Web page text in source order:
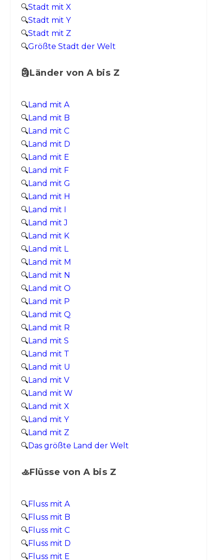
🔍Stadt mit X
🔍Stadt mit Y
🔍Stadt mit Z
🔍Größte Stadt der Welt
🗿Länder von A bis Z
🔍Land mit A
🔍Land mit B
🔍Land mit C
🔍Land mit D
🔍Land mit E
🔍Land mit F
🔍Land mit G
🔍Land mit H
🔍Land mit I
🔍Land mit J
🔍Land mit K
🔍Land mit L
🔍Land mit M
🔍Land mit N
🔍Land mit O
🔍Land mit P
🔍Land mit Q
🔍Land mit R
🔍Land mit S
🔍Land mit T
🔍Land mit U
🔍Land mit V
🔍Land mit W
🔍Land mit X
🔍Land mit Y
🔍Land mit Z
🔍Das größte Land der Welt
🚣Flüsse von A bis Z
🔍Fluss mit A
🔍Fluss mit B
🔍Fluss mit C
🔍Fluss mit D
🔍Fluss mit E